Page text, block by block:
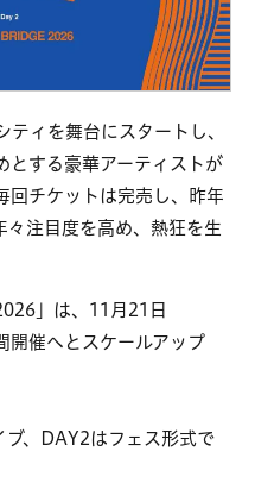
ティを舞台にスタートし、
する豪華アーティストが
回チケットは完売し、昨年
注目度を高め、熱狂を生
」は、11月21日
開催へとスケールアップ
、DAY2はフェス形式で